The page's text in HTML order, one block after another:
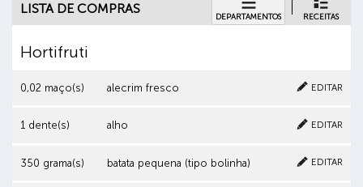
LISTA DE COMPRAS
DEPARTAMENTOS RECEITAS
HortifrutiClique aqui para excluir o item
0,02 maço(s) alecrim fresco EDITAR
Clique aqui para excluir o item Cancelar
1 dente(s) alho EDITAR
Clique aqui para excluir o item Cancelar
350 grama(s) batata pequena (tipo bolinha) EDITAR
Clique aqui para excluir o item Cancelar